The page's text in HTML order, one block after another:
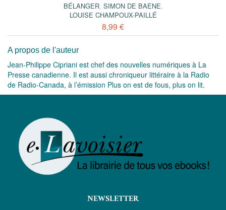
BÉLANGER, SIMON DE BAENE,
LOUISE CHAMPOUX-PAILLÉ
8,99 €
A propos de l'auteur
Jean-Philippe Cipriani est chef des nouvelles numériques à La
Presse canadienne. Il est aussi chroniqueur littéraire à la Radio
de Radio-Canada, à l’émission Plus on est de fous, plus on lit.
NEWSLETTER